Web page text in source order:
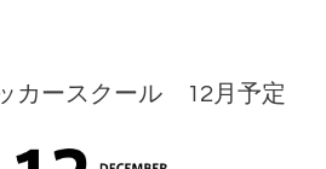
ッカースクール 12月予定